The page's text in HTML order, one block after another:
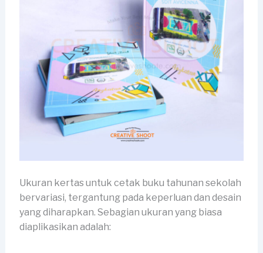
Ukuran kertas untuk cetak buku tahunan sekolah
bervariasi, tergantung pada keperluan dan desain
yang diharapkan. Sebagian ukuran yang biasa
diaplikasikan adalah: